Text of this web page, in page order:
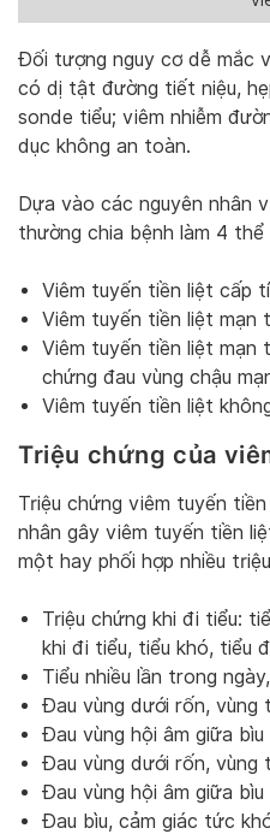
Đối tượng nguy cơ dễ mắc
có dị tật đường tiết niệu,
sonde tiểu; viêm nhiễm
dục không an toàn.
Dựa vào các nguyên nhân
thường chia bệnh làm 4 thể
Viêm tuyến tiền liệt cấp
Viêm tuyến tiền liệt mạn
Viêm tuyến tiền liệt mạn
chứng đau vùng chậu
Viêm tuyến tiền liệt
Triệu chứng của
Triệu chứng viêm tuyến
nhân gây viêm tuyến tiền
một hay phối hợp nhiều
Triệu chứng khi đi tiểu:
khi đi tiểu, tiểu khó, tiểu
Tiểu nhiều lần trong
Đau vùng dưới rốn, vùng
Đau vùng hội âm giữa bìu
Đau vùng dưới rốn, vùng
Đau vùng hội âm giữa bìu
Đau bìu, cảm giác tức